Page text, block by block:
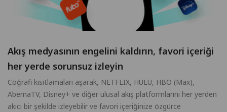
Akış medyasının engelini kaldırın, favori içeriği
her yerde sorunsuz izleyin
Coğrafi kısıtlamaları aşarak, NETFLIX, HULU, HBO (Max),
AbemaTV, Disney+ ve diğer ulusal akış platformlarını her yerden
akıcı bir şekilde izleyebilir ve favori içeriğinize özgürce